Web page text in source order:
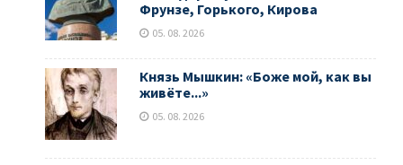
Фрунзе, Горького, Кирова
05. 08. 2026
Князь Мышкин: «Боже мой, как вы
живёте...»
05. 08. 2026